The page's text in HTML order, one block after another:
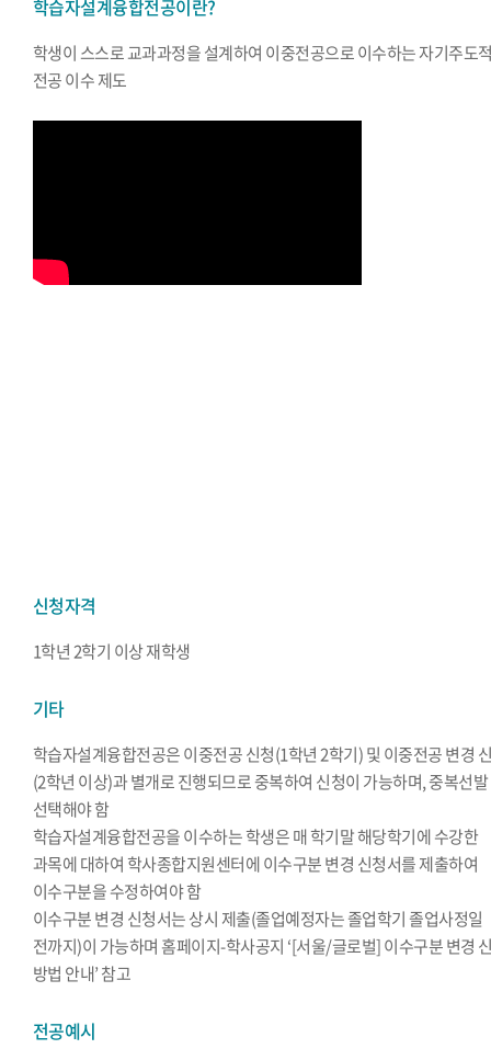
학습자설계융합전공이란?
학생이 스스로 교과과정을 설계하여 이중전공으로 이수하는 자기주도
전공 이수 제도
신청자격
1학년 2학기 이상 재학생
기타
학습자설계융합전공은 이중전공 신청(1학년 2학기) 및 이중전공 변경
(2학년 이상)과 별개로 진행되므로 중복하여 신청이 가능하며, 중복선
선택해야 함
학습자설계융합전공을 이수하는 학생은 매 학기말 해당학기에 수강한
과목에 대하여 학사종합지원센터에 이수구분 변경 신청서를 제출하여
이수구분을 수정하여야 함
이수구분 변경 신청서는 상시 제출(졸업예정자는 졸업학기 졸업사정일
전까지)이 가능하며 홈페이지-학사공지 ‘[서울/글로벌] 이수구분 변경
방법 안내’ 참고
전공예시